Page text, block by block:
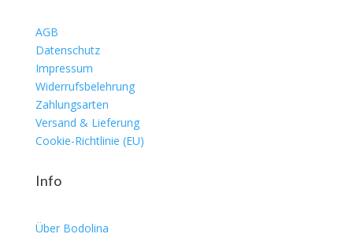
AGB
Datenschutz
Impressum
Widerrufsbelehrung
Zahlungsarten
Versand & Lieferung
Cookie-Richtlinie (EU)
Info
Über Bodolina